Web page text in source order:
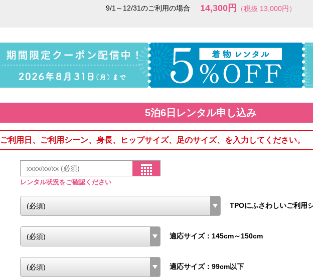
9/1～12/31のご利用の場合
14,300円 （税抜 13,000円）
5泊6日レンタル申し込み
ご利用日、ご利用シーン、身長、ヒップサイズ、足のサイズ、を入力してください。
レンタル状況をご確認ください
TPOにふさわしいご利用
適応サイズ：145cm～150cm
適応サイズ：99cm以下